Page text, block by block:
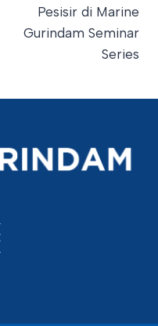
Pesisir di Marine
Gurindam Seminar
Series